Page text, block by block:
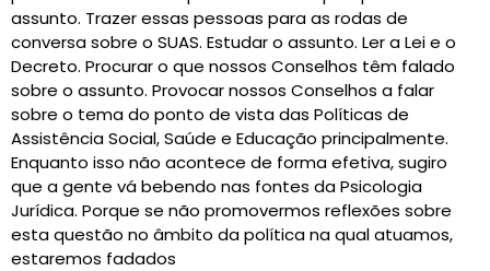
assunto. Trazer essas pessoas para as rodas de
conversa sobre o SUAS. Estudar o assunto. Ler a Lei e o
Decreto. Procurar o que nossos Conselhos têm falado
sobre o assunto. Provocar nossos Conselhos a falar
sobre o tema do ponto de vista das Políticas de
Assistência Social, Saúde e Educação principalmente.
Enquanto isso não acontece de forma efetiva, sugiro
que a gente vá bebendo nas fontes da Psicologia
Jurídica. Porque se não promovermos reflexões sobre
esta questão no âmbito da política na qual atuamos,
estaremos fadados